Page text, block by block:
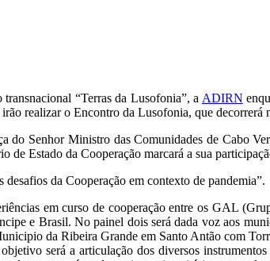
“Terras da Lusofonia”, a ADIRN
realizar o Encontro da Lusofonia, que decorrerá
do Senhor Ministro das Comunidades de Cabo
de Estado da Cooperação marcará a sua
desafios da Cooperação em contexto de pandemia”.
em curso de cooperação entre os GAL
e Brasil. No painel dois será dada voz aos
da Ribeira Grande em Santo Antão com
será a articulação dos diversos